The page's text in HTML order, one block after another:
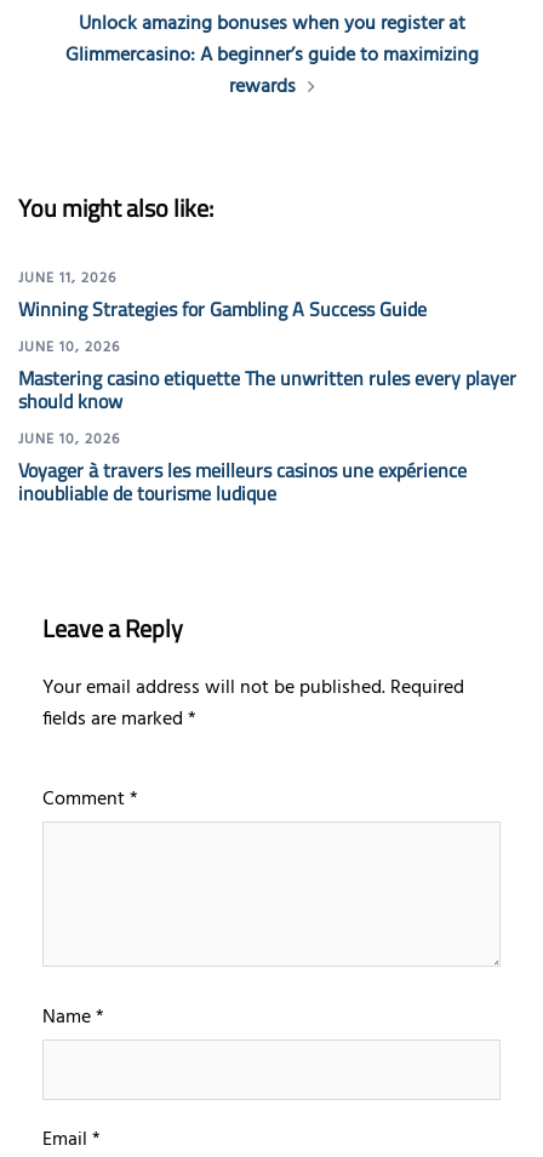
Unlock amazing bonuses when you register at
Glimmercasino: A beginner’s guide to maximizing
rewards
You might also like:
JUNE 11, 2026
Winning Strategies for Gambling A Success Guide
JUNE 10, 2026
Mastering casino etiquette The unwritten rules every player
should know
JUNE 10, 2026
Voyager à travers les meilleurs casinos une expérience
inoubliable de tourisme ludique
Leave a Reply
Your email address will not be published.Required
fields are marked*
Comment*
Name*
Email*